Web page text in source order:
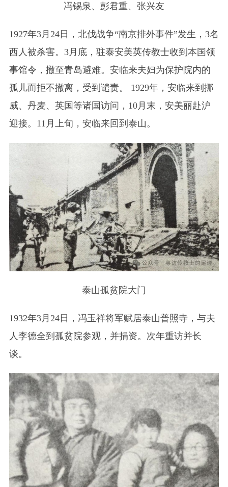
冯锡泉、彭君重、张兴友
1927年3月24日，北伐战争“南京排外事件”发生，3名
西人被杀害。3月底，驻泰安美英传教士收到本国领
事馆令，撤至青岛避难。安临来夫妇为保护院内的
孤儿而拒不撤离，受到谴责。 1929年，安临来到挪
威、丹麦、英国等诸国访问，10月末，安美丽赴沪
迎接。11月上旬，安临来回到泰山。
泰山孤贫院大门
1932年3月24日，冯玉祥将军赋居泰山普照寺，与夫
人李德全到孤贫院参观，并捐资。次年重访并长
谈。